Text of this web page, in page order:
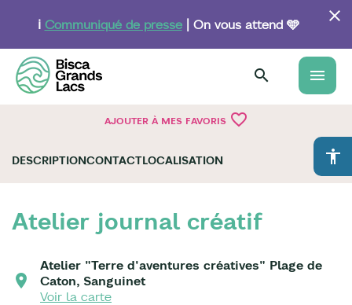
principal
ℹ️ Communiqué de presse| On vous attend 🩵
menu
AJOUTER À MES FAVORIS favorite_border
accessibility
DESCRIPTIONCONTACTLOCALISATION
Atelier journal créatif
Atelier "Terre d'aventures créatives" Plage de
Caton, Sanguinet
Voir la carte